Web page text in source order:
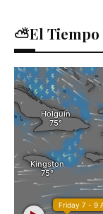
⛅El Tiempo